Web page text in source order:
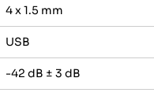
4 x 1.5 mm
USB
-42 dB ± 3 dB